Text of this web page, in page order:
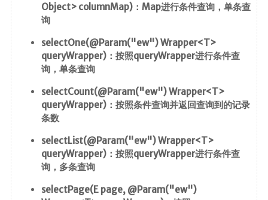
Object> columnMap)：Map进行条件查询，单条查
询
selectOne(@Param("ew") Wrapper<T>
queryWrapper)：按照queryWrapper进行条件查
询，单条查询
selectCount(@Param("ew") Wrapper<T>
queryWrapper)：按照条件查询并返回查询到的记录
条数
selectList(@Param("ew") Wrapper<T>
queryWrapper)：按照queryWrapper进行条件查
询，多条查询
selectPage(E page, @Param("ew")